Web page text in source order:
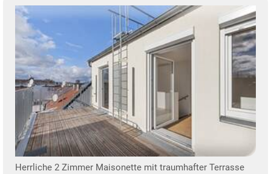
KLIS
Herrliche 2 Zimmer Maisonette mit traumhafter Terrasse